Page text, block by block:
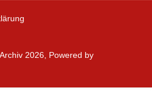
2026, Powered by